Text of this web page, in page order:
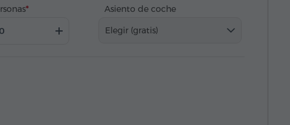
Asiento de coche
Elegir (gratis)